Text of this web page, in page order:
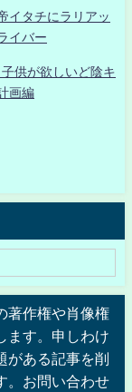
イタチにラリアッ
イバー
供が欲しいど陰キ
画編
著作権や肖像権
ます。申しわけ
がある記事を削
。お問い合わせ